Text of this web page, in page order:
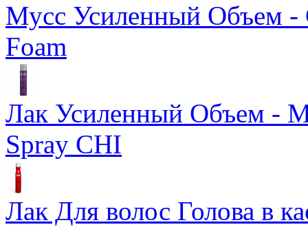
Мусс Усиленный Объем -
Foam
Лак Усиленный Объем -
Spray CHI
Лак Для волос Голова в